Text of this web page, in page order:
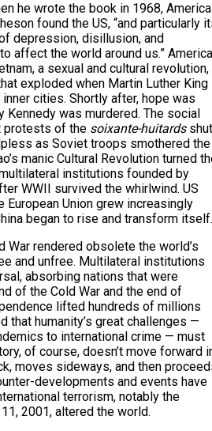
he wrote the book in 1968, America
found the US, “and particularly
depression, disillusion, and
affect the world around us.” America
a sexual and cultural revolution,
exploded when Martin Luther King
cities. Shortly after, hope was
was murdered. The social
protests of the soixante-huitardsshut
as Soviet troops smothered the
manic Cultural Revolution turned
institutions founded by
WWII survived the whirlwind. US
European Union grew increasingly
began to rise and transform itself.
War rendered obsolete the world’s
and unfree. Multilateral institutions
absorbing nations that were
of the Cold War and the end of
lifted hundreds of millions
that humanity’s great challenges —
to international crime — must
of course, doesn’t move forward
moves sideways, and then
developments and events have
terrorism, notably the
2001, altered the world.